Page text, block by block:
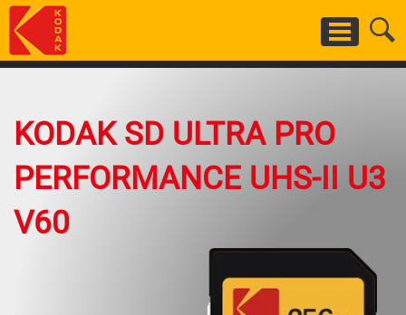
Aller
au
contenu
KODAK SD ULTRA PRO
PERFORMANCE UHS-II U3
V60